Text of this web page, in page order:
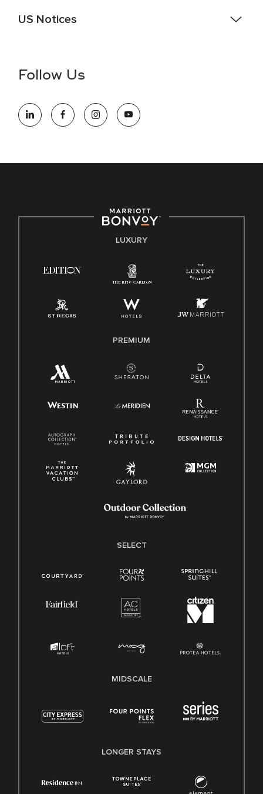
US Notices
information (this is for US jobs only).
opportunity employer, welcoming all and providing access to
opportunity. We actively foster an environment where the
E-Verify English/Spanish
Family And Medical Leave Act (FMLA)
Follow Us
LUXURY
PREMIUM
SELECT
MIDSCALE
LONGER STAYS